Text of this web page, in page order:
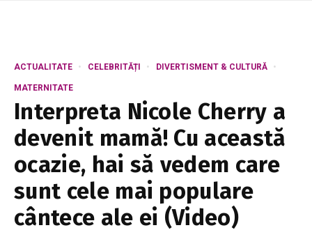
ACTUALITATE CELEBRITĂȚI DIVERTISMENT & CULTURĂ
MATERNITATE
Interpreta Nicole Cherry a
devenit mamă! Cu această
ocazie, hai să vedem care
sunt cele mai populare
cântece ale ei (Video)